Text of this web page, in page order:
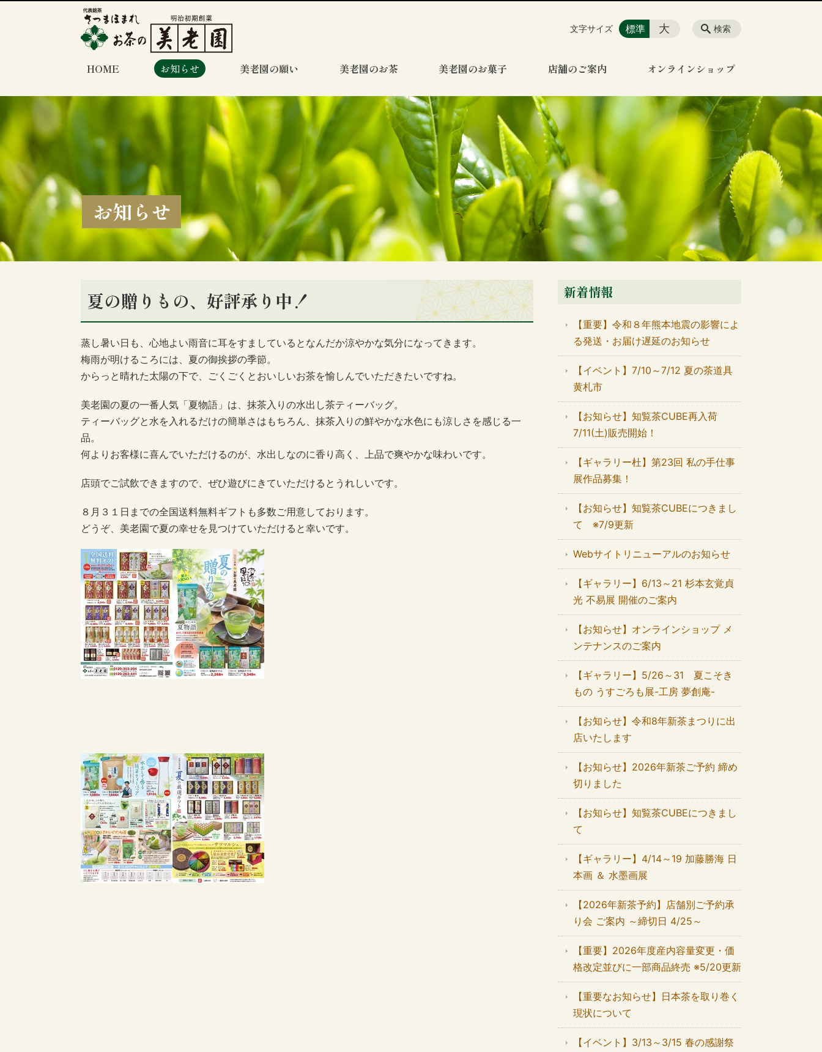
HOME お知らせ 美老園の願い 美老園のお茶 美老園のお菓子 店舗のご案内 オンラインショップ
検索
文字サイズ 標準 大
お知らせ
夏の贈りもの、好評承り中！
蒸し暑い日も、心地よい雨音に耳をすましているとなんだか涼やかな気分になってきます。
梅雨が明けるころには、夏の御挨拶の季節。
からっと晴れた太陽の下で、ごくごくとおいしいお茶を愉しんでいただきたいですね。
美老園の夏の一番人気「夏物語」は、抹茶入りの水出し茶ティーバッグ。
ティーバッグと水を入れるだけの簡単さはもちろん、抹茶入りの鮮やかな水色にも涼しさを感じる一
品。
何よりお客様に喜んでいただけるのが、水出しなのに香り高く、上品で爽やかな味わいです。
店頭でご試飲できますので、ぜひ遊びにきていただけるとうれしいです。
８月３１日までの全国送料無料ギフトも多数ご用意しております。
どうぞ、美老園で夏の幸せを見つけていただけると幸いです。
新着情報
【重要】令和８年熊本地震の影響によ
る発送・お届け遅延のお知らせ
【イベント】7/10～7/12 夏の茶道具
黄札市
【お知らせ】知覧茶CUBE再入荷
7/11(土)販売開始！
【ギャラリー杜】第23回 私の手仕事
展作品募集！
【お知らせ】知覧茶CUBEにつきまし
て ※7/9更新
Webサイトリニューアルのお知らせ
【ギャラリー】6/13～21 杉本玄覚貞
光 不易展 開催のご案内
【お知らせ】オンラインショップ メ
ンテナンスのご案内
【ギャラリー】5/26～31 夏こそき
もの うすごろも展-工房 夢創庵-
【お知らせ】令和8年新茶まつりに出
店いたします
【お知らせ】2026年新茶ご予約 締め
切りました
【お知らせ】知覧茶CUBEにつきまし
て
【ギャラリー】4/14～19 加藤勝海 日
本画 ＆ 水墨画展
【2026年新茶予約】店舗別ご予約承
り会 ご案内 ～締切日 4/25～
【重要】2026年度産内容量変更・価
格改定並びに一部商品終売 ※5/20更新
【重要なお知らせ】日本茶を取り巻く
現状について
【イベント】3/13～3/15 春の感謝祭